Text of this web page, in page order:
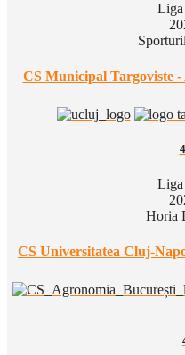
Liga
CS Municipal Targoviste -
Liga
Horia
CS Universitatea Cluj-